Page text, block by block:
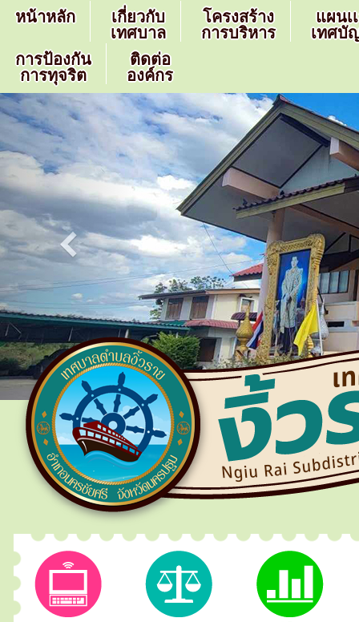
หน้าหลัก
เกี่ยวกับ
เทศบาล
โครงสร้าง
การบริหาร
แผนเ
เทศบั
การป้องกัน
การทุจริต
ติดต่อ
องค์กร